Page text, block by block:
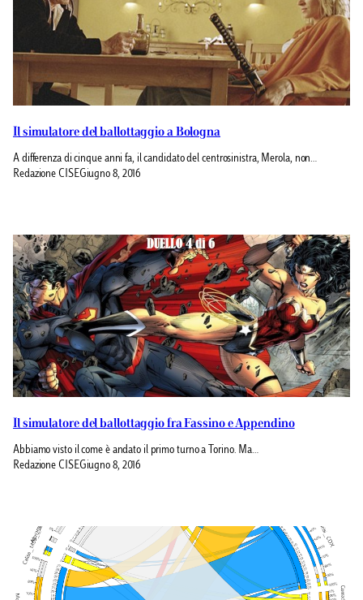
Il simulatore del ballottaggio a Bologna
A differenza di cinque anni fa, il candidato del centrosinistra, Merola, non…
Redazione CISEGiugno 8, 2016
Il simulatore del ballottaggio fra Fassino e Appendino
Abbiamo visto il come è andato il primo turno a Torino. Ma…
Redazione CISEGiugno 8, 2016